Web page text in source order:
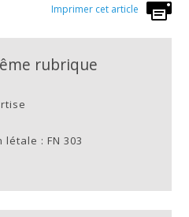
Imprimer cet article
rubrique
: FN 303